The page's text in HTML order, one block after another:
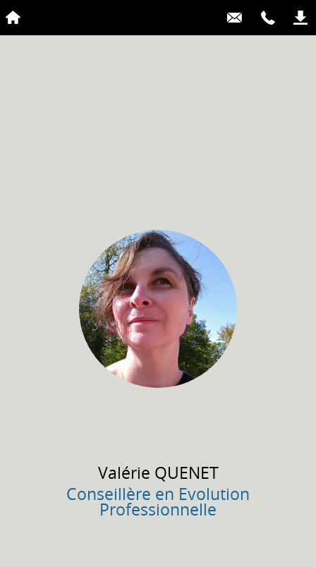
Valérie QUENET
Conseillère en Evolution
Professionnelle